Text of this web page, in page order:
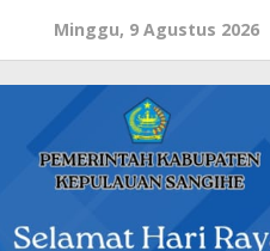
Minggu, 9 Agustus 2026